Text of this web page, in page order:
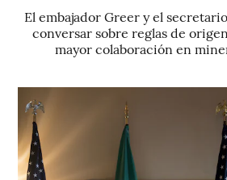
El embajador Greer y el
conversar sobre reglas de
mayor colaboración en